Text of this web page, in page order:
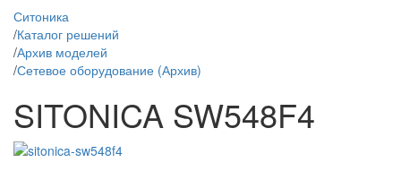
Ситоника
/Каталог решений
/Архив моделей
/Сетевое оборудование (Архив)
SITONICA SW548F4